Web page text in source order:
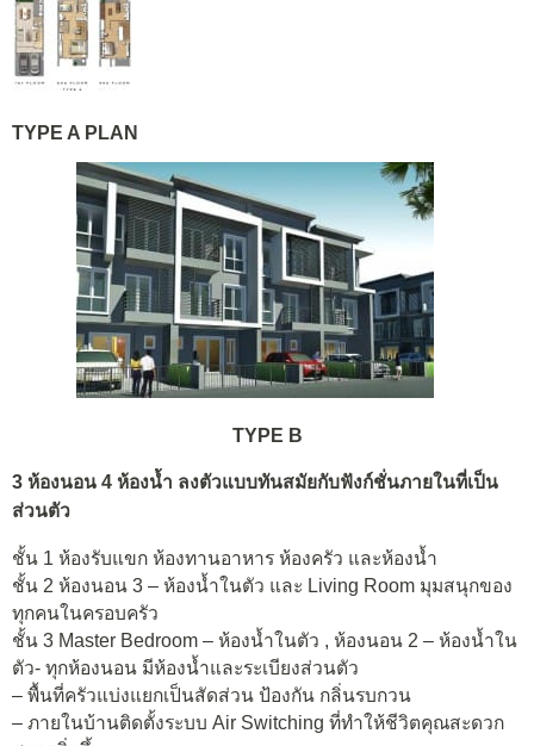
TYPE A PLAN
TYPE B
3 ห้องนอน 4 ห้องน้ำ ลงตัวแบบทันสมัยกับฟังก์ชั่นภายในที่เป็น
ส่วนตัว
ชั้น 1 ห้องรับแขก ห้องทานอาหาร ห้องครัว และห้องน้ำ
ชั้น 2 ห้องนอน 3 – ห้องน้ำในตัว และ Living Room มุมสนุกของ
ทุกคนในครอบครัว
ชั้น 3 Master Bedroom – ห้องน้ำในตัว , ห้องนอน 2 – ห้องน้ำใน
ตัว- ทุกห้องนอน มีห้องน้ำและระเบียงส่วนตัว
– พื้นที่ครัวแบ่งแยกเป็นสัดส่วน ป้องกัน กลิ่นรบกวน
– ภายในบ้านติดตั้งระบบ Air Switching ที่ทำให้ชีวิตคุณสะดวก